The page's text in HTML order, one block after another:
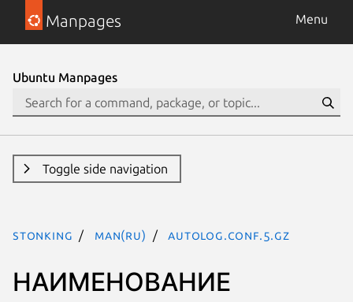
Manpages Menu
Ubuntu Manpages
Toggle side navigation
stonking man(ru) autolog.conf.5.gz
НАИМЕНОВАНИЕ